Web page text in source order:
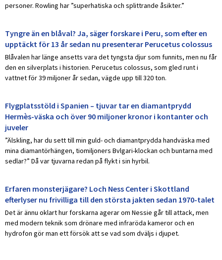
personer. Rowling har ”superhatiska och splittrande åsikter.”
Tyngre än en blåval? Ja, säger forskare i Peru, som efter en
upptäckt för 13 år sedan nu presenterar Perucetus colossus
Blåvalen har länge ansetts vara det tyngsta djur som funnits, men nu får
den en silverplats i historien. Perucetus colossus, som gled runt i
vattnet för 39 miljoner år sedan, vägde upp till 320 ton.
Flygplatsstöld i Spanien – tjuvar tar en diamantprydd
Hermès-väska och över 90 miljoner kronor i kontanter och
juveler
”Älskling, har du sett till min guld- och diamantprydda handväska med
mina diamantörhängen, tiomiljoners Bvlgari-klockan och buntarna med
sedlar?” Då var tjuvarna redan på flykt i sin hyrbil.
Erfaren monsterjägare? Loch Ness Center i Skottland
efterlyser nu frivilliga till den största jakten sedan 1970-talet
Det är ännu oklart hur forskarna agerar om Nessie går till attack, men
med modern teknik som drönare med infraröda kameror och en
hydrofon gör man ett försök att se vad som dväljs i djupet.